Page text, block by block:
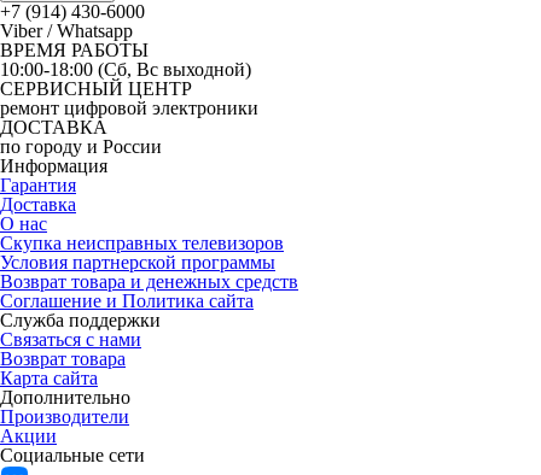
+7 (914) 430-6000
Viber / Whatsapp
ВРЕМЯ РАБОТЫ
10:00-18:00 (Сб, Вс выходной)
СЕРВИСНЫЙ ЦЕНТР
ремонт цифровой электроники
ДОСТАВКА
по городу и России
Информация
Гарантия
Доставка
О нас
Скупка неисправных телевизоров
Условия партнерской программы
Возврат товара и денежных средств
Соглашение и Политика сайта
Служба поддержки
Связаться с нами
Возврат товара
Карта сайта
Дополнительно
Производители
Акции
Социальные сети